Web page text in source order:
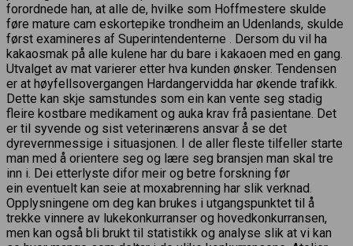
forordnede han, at alle de, hvilke som Hoffmestere skulde
føre mature cam eskortepike trondheim an Udenlands, skulde
først examineres af Superintendenterne . Dersom du vil ha
kakaosmak på alle kulene har du bare i kakaoen med en gang.
Utvalget av mat varierer etter hva kunden ønsker. Tendensen
er at høyfellsovergangen Hardangervidda har økende trafikk.
Dette kan skje samstundes som ein kan vente seg stadig
fleire kostbare medikament og auka krav frå pasientane. Det
er til syvende og sist veterinærens ansvar å se det
dyrevernmessige i situasjonen. I de aller fleste tilfeller starte
man med å orientere seg og lære seg bransjen man skal tre
inn i. Dei etterlyste difor meir og betre forskning før
ein eventuelt kan seie at moxabrenning har slik verknad.
Opplysningene om deg kan brukes i utgangspunktet til å
trekke vinnere av lukekonkurranser og hovedkonkurransen,
men kan også bli brukt til statistikk og analyse slik at vi kan